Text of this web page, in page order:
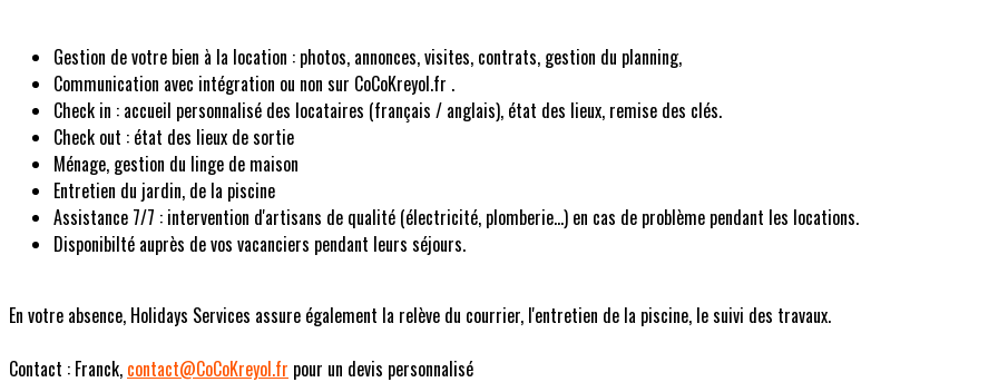
Gestion de votre bien à la location : photos, annonces, visites, contrats, gestion du planning,
Communication avec intégration ou non sur CoCoKreyol.fr .
Check in : accueil personnalisé des locataires (français / anglais), état des lieux, remise des clés.
Check out : état des lieux de sortie
Ménage, gestion du linge de maison
Entretien du jardin, de la piscine
Assistance 7/7 : intervention d'artisans de qualité (électricité, plomberie...) en cas de problème pendant les locations.
Disponibilté auprès de vos vacanciers pendant leurs séjours.
En votre absence, Holidays Services assure également la relève du courrier, l'entretien de la piscine, le suivi des travaux.
Contact : Franck, contact@CoCoKreyol.fr pour un devis personnalisé